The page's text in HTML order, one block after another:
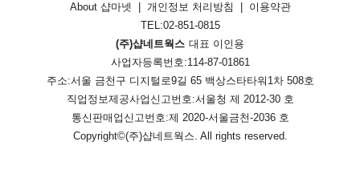
About 샵마넷 개인정보 처리방침
이용약관
TEL:02-851-0815
(주)샵네트웍스 대표 이인용
사업자등록번호:114-87-01861
주소:서울 금천구 디지털로9길 65 백상스타타워1차 508호
직업정보제공사업신고번호:서울청 제 2012-30 호
통신판매업신고번호:제 2020-서울금천-2036 호
Copyright©(주)샵네트웍스. All rights reserved.